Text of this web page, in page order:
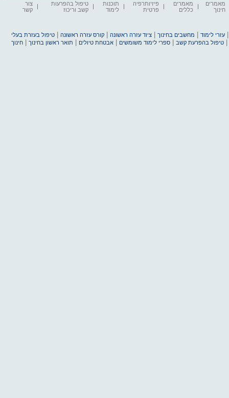
מאמרים
חינוך
מאמרים
כללים
פיזיותרפיה
פרטית
תוכנות
לימוד
טיפול בהפרעות
קשב וריכוז
צור
קשר
עזרי לימוד מחשבים בחינוך |ציוד עזרה ראשונה |קורס עזרה ראשונה |טיפול בעזרת בעלי
|טיפול בהפרעת קשב |ספרי לימוד משומשים |אבטחת טיולים תואר ראשון בחינוך |חינוך